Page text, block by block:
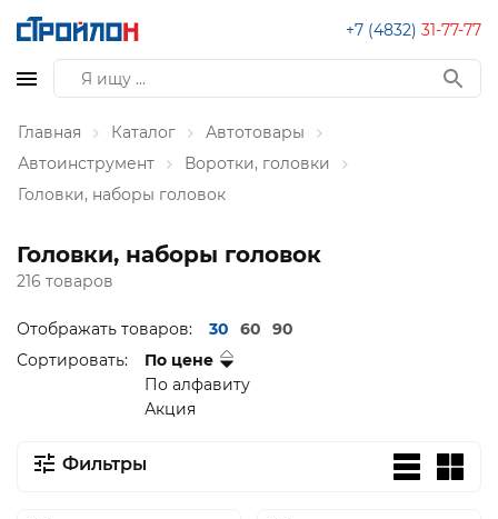
+7 (4832) 31-77-77
Главная Каталог
Автотовары
Автоинструмент
Воротки, головки
Головки, наборы головок
Головки, наборы головок
216 товаров
Отображать товаров: 30 60
90
Сортировать:
По цене
По алфавиту
Акция
Фильтры